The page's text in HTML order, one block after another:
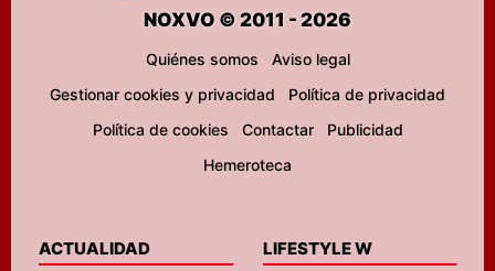
NOXVO © 2011 - 2026
Quiénes somos
Aviso legal
Gestionar cookies y privacidad
Política de privacidad
Política de cookies
Contactar
Publicidad
Hemeroteca
ACTUALIDAD
LIFESTYLE W